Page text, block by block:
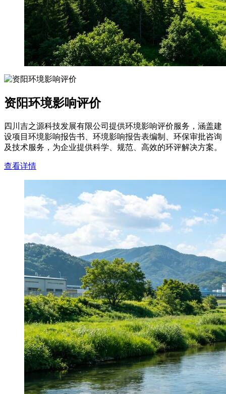
资阳环境影响评价
四川吉之源科技发展有限公司提供环境影响评价服务，涵盖建
设项目环境影响报告书、环境影响报告表编制、环保审批咨询
及技术服务，为企业提供科学、规范、高效的环评解决方案。
查看详情